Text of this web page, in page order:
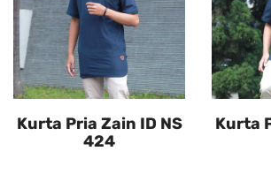
Kurta Pria Zain ID NS
424
Kurta